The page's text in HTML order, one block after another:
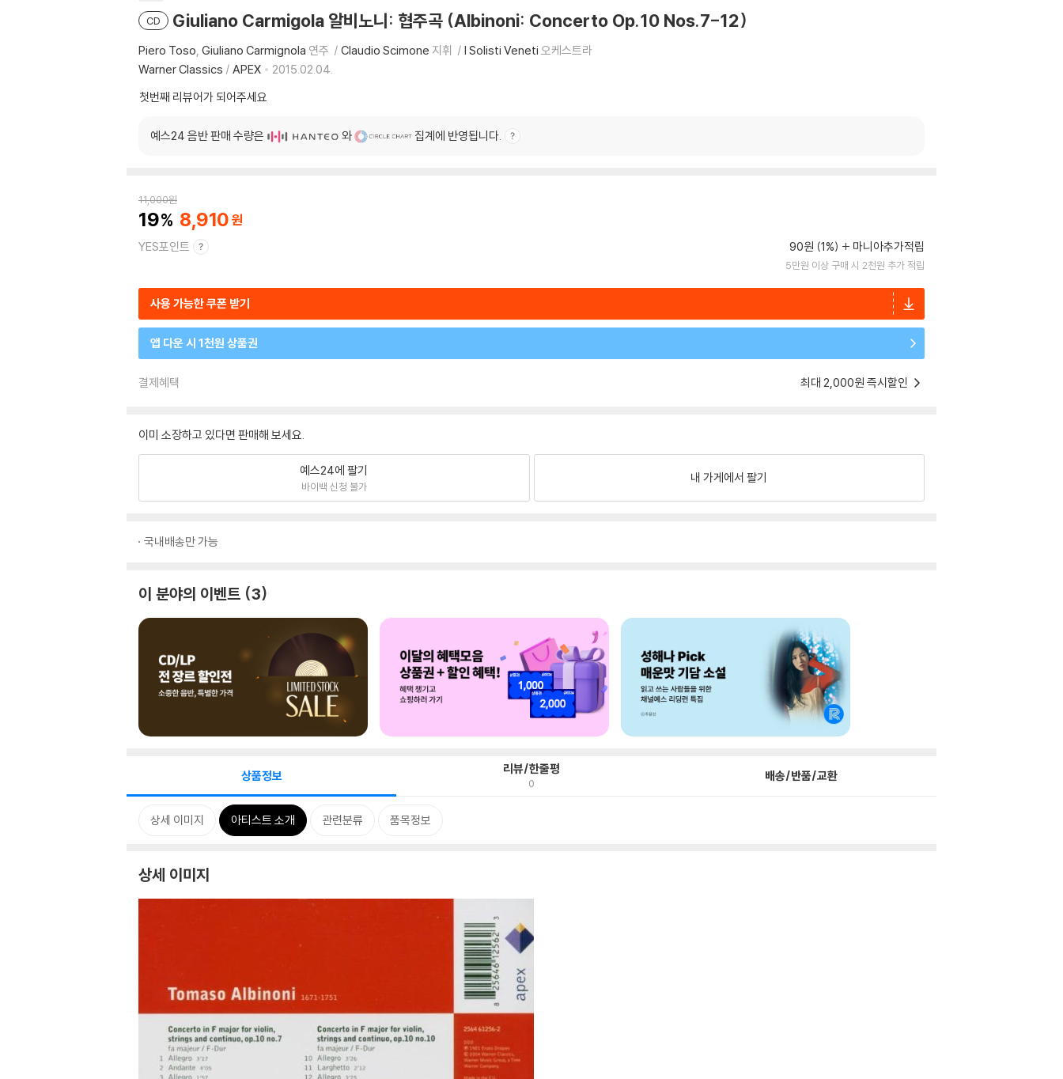
CD Giuliano Carmigola 알비노니: 협주곡 (Albinoni: Concerto Op.10 Nos.7-12)
Piero Toso Giuliano Carmignola 연주 Claudio Scimone 지휘 I Solisti Veneti 오케스트라
Warner Classics / APEX
2015.02.04.
첫번째 리뷰어가 되어주세요
예스24 음반 판매 수량은 와 집계에 반영됩니다.
11,000원
19 8,910
YES포인트 90원 (1%) 마니아추가적립
5만원 이상 구매 시 2천원 추가 적립
사용 가능한 쿠폰 받기
앱 다운 시 1천원 상품권
결제혜택 최대 2,000원 즉시할인
이미 소장하고 있다면 판매해 보세요.
예스24에 팔기
바이백 신청 불가
내 가게에서 팔기
국내배송만 가능
이 분야의 이벤트 3
상품정보 리뷰/한줄평
0 배송/반품/교환
상세 이미지 아티스트 소개 관련분류 품목정보
상세 이미지